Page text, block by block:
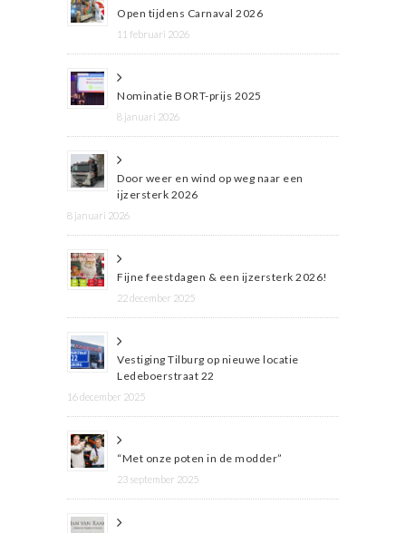
Open tijdens Carnaval 2026
11 februari 2026
Nominatie BORT-prijs 2025
8 januari 2026
Door weer en wind op weg naar een
ijzersterk 2026
8 januari 2026
Fijne feestdagen & een ijzersterk 2026!
22 december 2025
Vestiging Tilburg op nieuwe locatie
Ledeboerstraat 22
16 december 2025
“Met onze poten in de modder”
23 september 2025